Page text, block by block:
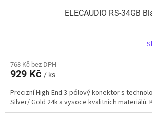
ELECAUDIO RS-34GB
768 Kč bez DPH
929 Kč / ks
Precizní High-End 3-pólový konektor s
Silver/ Gold 24k a vysoce kvalitních materiálů.